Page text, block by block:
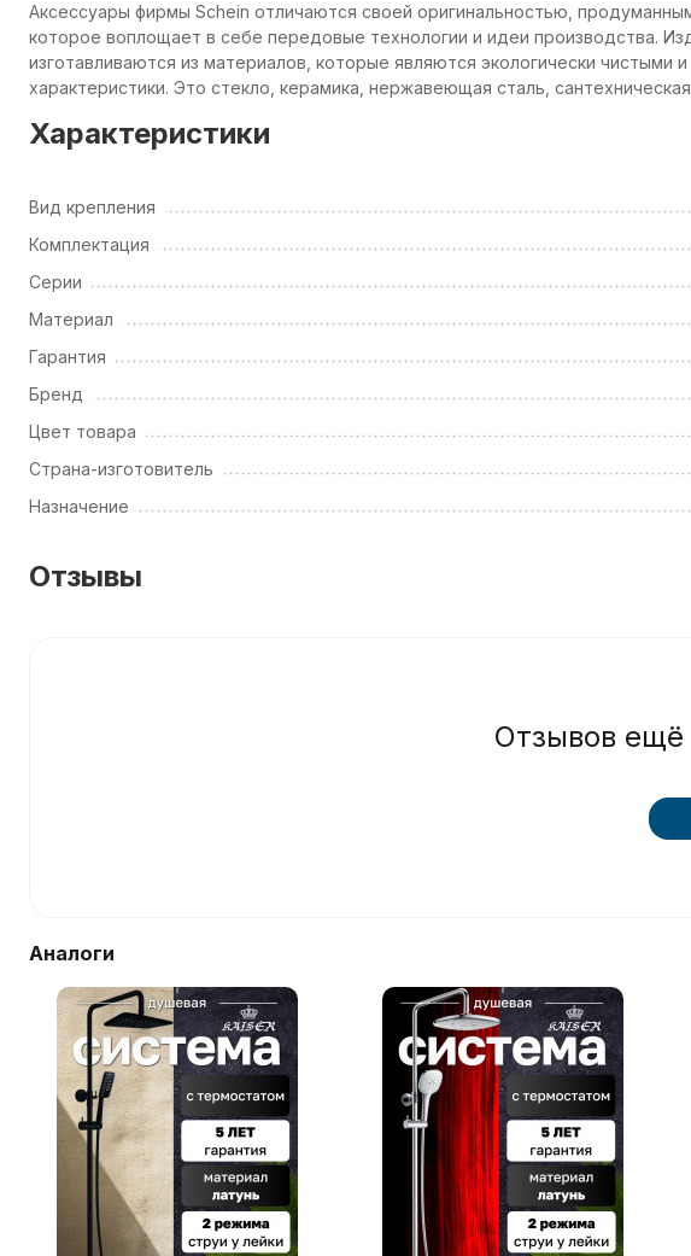
Аксессуары фирмы Schein отличаются своей оригинальностью,
которое воплощает в себе передовые технологии и идеи производства.
изготавливаются из материалов, которые являются экологически чистыми
характеристики. Это стекло, керамика, нержавеющая сталь,
Характеристики
Вид крепления
Комплектация
Серии
Материал
Гарантия
Бренд
Цвет товара
Страна-изготовитель
Назначение
Отзывы
Отзывов
Аналоги